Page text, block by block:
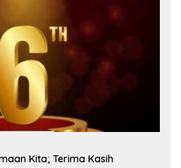
Kita; Terima Kasih